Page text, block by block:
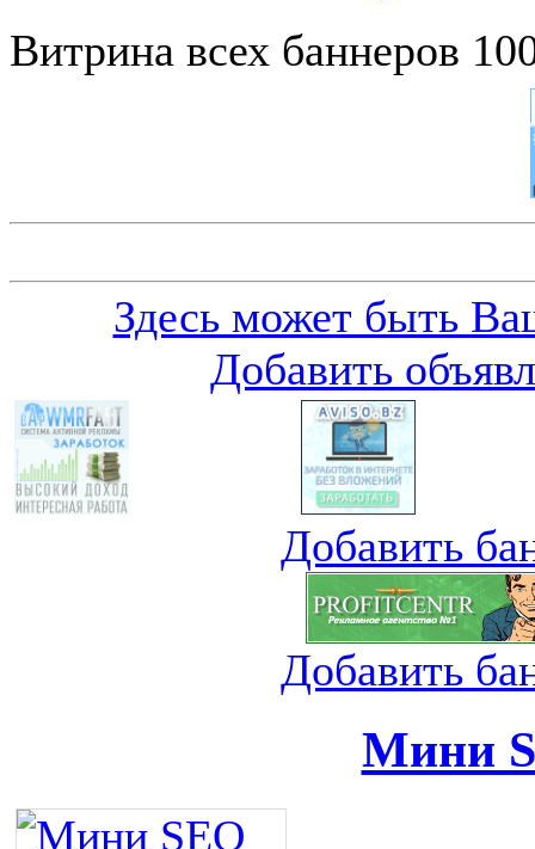
Витрина всех баннеров
Здесь может быть
Добавить
Добавить
Добавить
Мини